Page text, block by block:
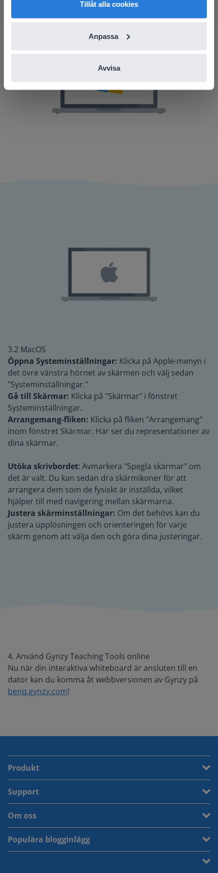
Tillåt alla cookies
Anpassa
Avvisa
3.2 MacOS
Öppna Systeminställningar: Klicka på Apple-menyn i
det övre vänstra hörnet av skärmen och välj sedan
"Systeminställningar."
Gå till Skärmar: Klicka på "Skärmar" i fönstret
Systeminställningar.
Arrangemang-fliken: Klicka på fliken "Arrangemang"
inom fönstret Skärmar. Här ser du representationer av
dina skärmar.
Utöka skrivbordet: Avmarkera "Spegla skärmar" om
det är valt. Du kan sedan dra skärmikoner för att
arrangera dem som de fysiskt är inställda, vilket
hjälper till med navigering mellan skärmarna.
Justera skärminställningar: Om det behövs kan du
justera upplösningen och orienteringen för varje
skärm genom att välja den och göra dina justeringar.
4. Använd Gynzy Teaching Tools online
Nu när din interaktiva whiteboard är ansluten till en
dator kan du komma åt webbversionen av Gynzy på
benq.gynzy.com!
Produkt
Support
Om oss
Populära blogginlägg